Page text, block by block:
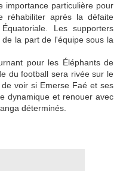
importance particulière pour
réhabiliter après la défaite
Les supporters
la part de l'équipe sous la
pour les Éléphants de
du football sera rivée sur le
voir si Emerse Faé et ses
dynamique et renouer avec
déterminés.